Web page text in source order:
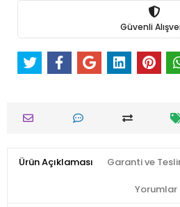
Güvenli
Ürün Açıklaması Garanti ve
Yorumlar